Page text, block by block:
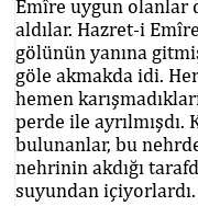
Emîre uygun olanlar
aldılar. Hazret-i
gölünün yanına
göle akmakda idi.
hemen
perde ile ayrılmışdı.
bulunanlar, bu
nehrinin akdığı
suyundan içiyorlardı.